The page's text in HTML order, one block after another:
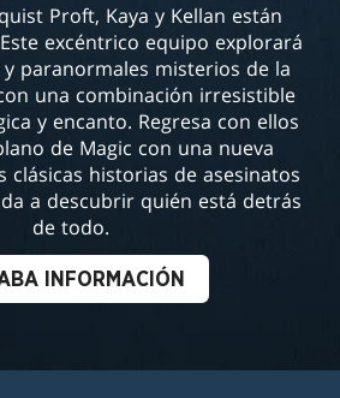
Proft, Kaya y Kellan están
excéntrico equipo explorará
paranormales misterios de la
una combinación irresistible
y encanto. Regresa con ellos
de Magic con una nueva
clásicas historias de asesinatos
a descubrir quién está detrás
de todo.
INFORMACIÓN